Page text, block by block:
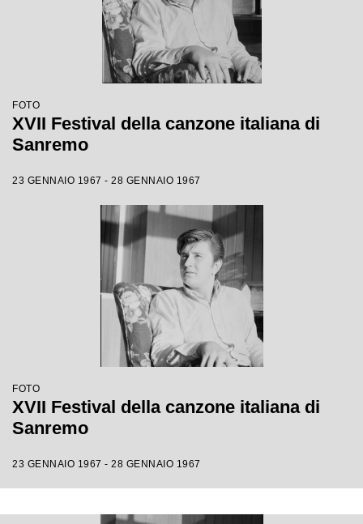
FOTO
XVII Festival della canzone italiana di
Sanremo
23 GENNAIO 1967 - 28 GENNAIO 1967
FOTO
XVII Festival della canzone italiana di
Sanremo
23 GENNAIO 1967 - 28 GENNAIO 1967